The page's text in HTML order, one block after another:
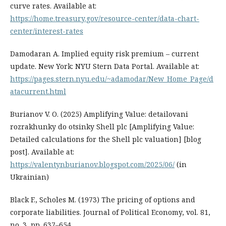
curve rates. Available at:
https://home.treasury.gov/resource-center/data-chart-
center/interest-rates
Damodaran A. Implied equity risk premium – current
update. New York: NYU Stern Data Portal. Available at:
https://pages.stern.nyu.edu/~adamodar/New_Home_Page/d
atacurrent.html
Burianov V. O. (2025) Amplifying Value: detailovani
rozrakhunky do otsinky Shell plc [Amplifying Value:
Detailed calculations for the Shell plc valuation] [blog
post]. Available at:
https://valentynburianov.blogspot.com/2025/06/ (in
Ukrainian)
Black F., Scholes M. (1973) The pricing of options and
corporate liabilities. Journal of Political Economy, vol. 81,